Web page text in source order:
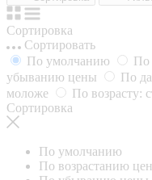
Сортировка
Сортировать
По умолчанию
По
убыванию цены
По
моложе
По возрасту:
Сортировка
По умолчанию
По возрастанию